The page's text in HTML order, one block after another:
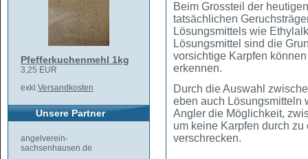
Pfefferkuchenmehl 1kg
3,25 EUR
exkl.Versandkosten
Unsere Partner
angelverein-
sachsenhausen.de
Beim Grossteil der
tatsächlichen
Lösungsmittels wie
Lösungsmittel sind die
vorsichtige Karpfen
erkennen.
Durch die Auswahl
eben auch Lösungsmitteln
Angler die Möglichkeit,
um keine Karpfen durch
verschrecken.